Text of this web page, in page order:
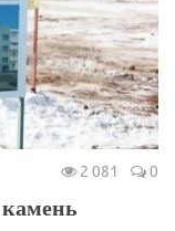
2 081 0